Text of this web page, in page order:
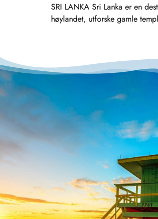
SRI LANKA Sri Lanka er en
høylandet, utforske gamle